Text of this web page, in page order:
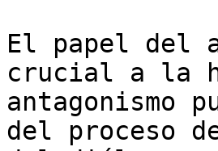
El papel del
crucial a la
antagonismo
del proceso